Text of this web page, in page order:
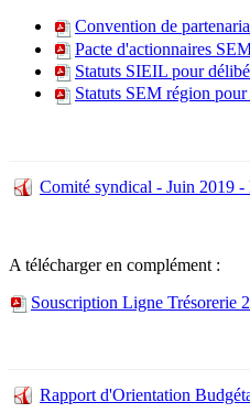
Convention de
Pacte d'actionnaires
Statuts SIEIL pour
Statuts SEM région
Comité syndical - Juin 2019 -
A télécharger en complément :
Souscription Ligne Trésorerie
Rapport d'Orientation